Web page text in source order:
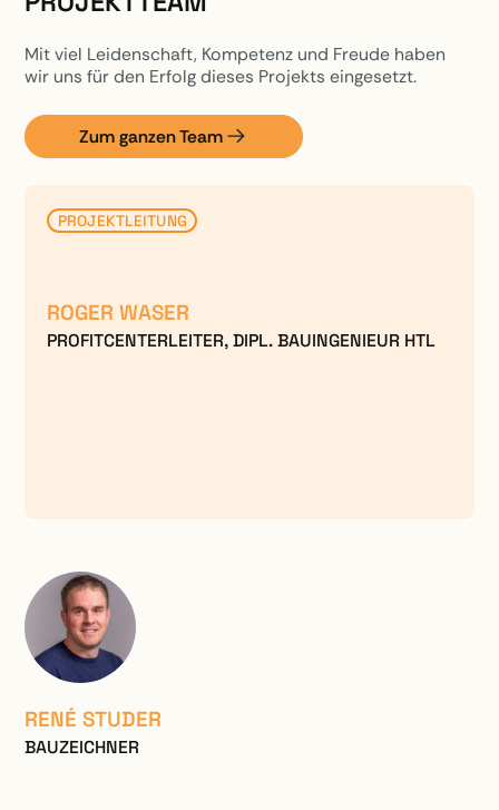
Mit viel Leidenschaft, Kompetenz und Freude haben
wir uns für den Erfolg dieses Projekts eingesetzt.
Zum ganzen Team
PROJEKTLEITUNG
ROGER WASER
PROFITCENTERLEITER, DIPL. BAUINGENIEUR HTL
RENÉ STUDER
BAUZEICHNER